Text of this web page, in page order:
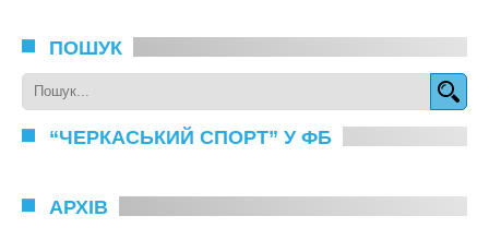
ПОШУК
“ЧЕРКАСЬКИЙ СПОРТ” У ФБ
АРХІВ